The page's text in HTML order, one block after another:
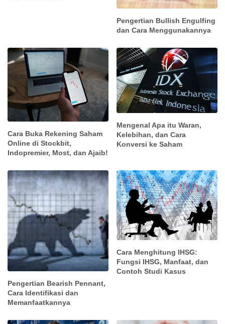
Pengertian Bullish Engulfing
dan Cara Menggunakannya
Cara Buka Rekening Saham
Online di Stockbit,
Indopremier, Most, dan Ajaib!
Mengenal Apa itu Waran,
Kelebihan, dan Cara
Konversi ke Saham
Pengertian Bearish Pennant,
Cara Identifikasi dan
Memanfaatkannya
Cara Menghitung IHSG:
Fungsi IHSG, Manfaat, dan
Contoh Studi Kasus